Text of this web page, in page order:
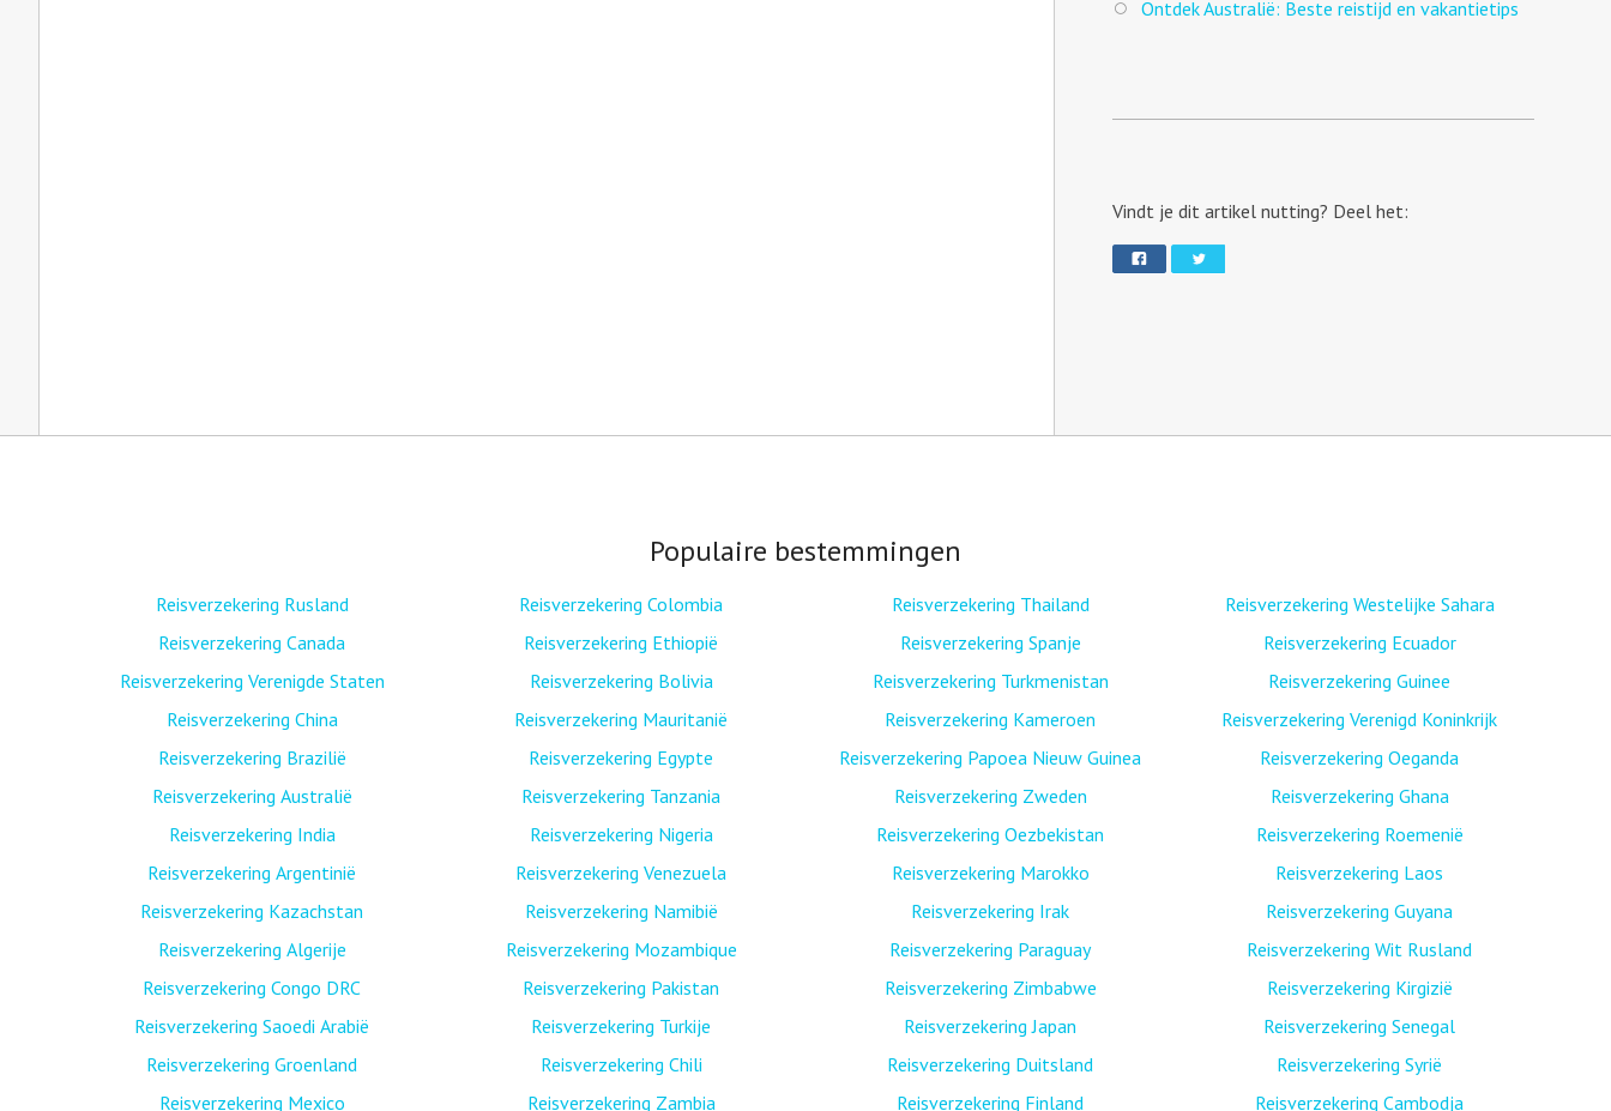
Ontdek Australië: Beste reistijd en vakantietips
Vindt je dit artikel nutting? Deel het:
Populaire bestemmingen
Reisverzekering Rusland
Reisverzekering Canada
Reisverzekering Verenigde Staten
Reisverzekering China
Reisverzekering Brazilië
Reisverzekering Australië
Reisverzekering India
Reisverzekering Argentinië
Reisverzekering Kazachstan
Reisverzekering Algerije
Reisverzekering Congo DRC
Reisverzekering Saoedi Arabië
Reisverzekering Groenland
Reisverzekering Mexico
Reisverzekering Colombia
Reisverzekering Ethiopië
Reisverzekering Bolivia
Reisverzekering Mauritanië
Reisverzekering Egypte
Reisverzekering Tanzania
Reisverzekering Nigeria
Reisverzekering Venezuela
Reisverzekering Namibië
Reisverzekering Mozambique
Reisverzekering Pakistan
Reisverzekering Turkije
Reisverzekering Chili
Reisverzekering Zambia
Reisverzekering Thailand
Reisverzekering Spanje
Reisverzekering Turkmenistan
Reisverzekering Kameroen
Reisverzekering Papoea Nieuw Guinea
Reisverzekering Zweden
Reisverzekering Oezbekistan
Reisverzekering Marokko
Reisverzekering Irak
Reisverzekering Paraguay
Reisverzekering Zimbabwe
Reisverzekering Japan
Reisverzekering Duitsland
Reisverzekering Finland
Reisverzekering Westelijke Sahara
Reisverzekering Ecuador
Reisverzekering Guinee
Reisverzekering Verenigd Koninkrijk
Reisverzekering Oeganda
Reisverzekering Ghana
Reisverzekering Roemenië
Reisverzekering Laos
Reisverzekering Guyana
Reisverzekering Wit Rusland
Reisverzekering Kirgizië
Reisverzekering Senegal
Reisverzekering Syrië
Reisverzekering Cambodja